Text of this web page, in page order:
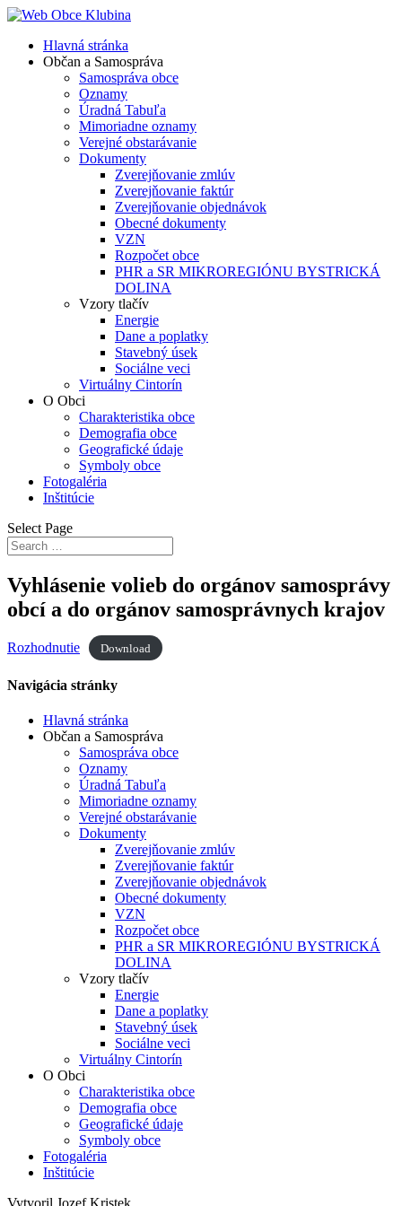
Hlavná stránka
Občan a Samospráva
Samospráva obce
Oznamy
Úradná Tabuľa
Mimoriadne oznamy
Verejné obstarávanie
Dokumenty
Zverejňovanie zmlúv
Zverejňovanie faktúr
Zverejňovanie objednávok
Obecné dokumenty
VZN
Rozpočet obce
PHR a SR MIKROREGIÓNU BYSTRICKÁ
DOLINA
Vzory tlačív
Energie
Dane a poplatky
Stavebný úsek
Sociálne veci
Virtuálny Cintorín
O Obci
Charakteristika obce
Demografia obce
Geografické údaje
Symboly obce
Fotogaléria
Inštitúcie
Select Page
Vyhlásenie volieb do orgánov samosprávy
obcí a do orgánov samosprávnych krajov
Rozhodnutie Download
Navigácia stránky
Hlavná stránka
Občan a Samospráva
Samospráva obce
Oznamy
Úradná Tabuľa
Mimoriadne oznamy
Verejné obstarávanie
Dokumenty
Zverejňovanie zmlúv
Zverejňovanie faktúr
Zverejňovanie objednávok
Obecné dokumenty
VZN
Rozpočet obce
PHR a SR MIKROREGIÓNU BYSTRICKÁ
DOLINA
Vzory tlačív
Energie
Dane a poplatky
Stavebný úsek
Sociálne veci
Virtuálny Cintorín
O Obci
Charakteristika obce
Demografia obce
Geografické údaje
Symboly obce
Fotogaléria
Inštitúcie
Vytvoril Jozef Kristek